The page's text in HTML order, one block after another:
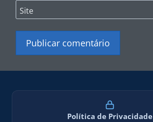
Site
Política de Privacidade